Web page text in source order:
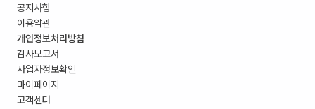
공지사항
이용약관
개인정보처리방침
감사보고서
사업자정보확인
마이페이지
고객센터